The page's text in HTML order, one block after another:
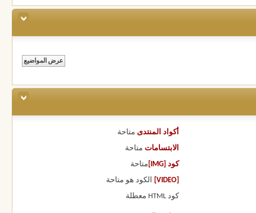
أكواد المنتدى متاحة
الابتسامات متاحة
كود [IMG] متاحة
[VIDEO] الكود هو متاحة
كود HTML معطلة